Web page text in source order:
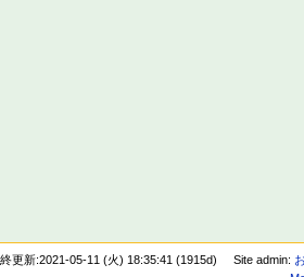
更新:2021-05-11 (火) 18:35:41 (1915d) Site admin: